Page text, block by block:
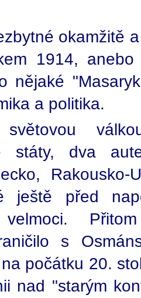
okamžitě
1914, anebo
nějaké
a politika.
státy, dva
ještě před
Přitom
s
počátku 20.
nad "starým